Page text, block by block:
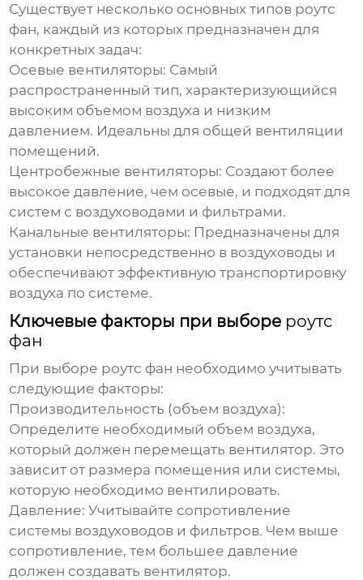
Существует несколько основных типов роутс
фан, каждый из которых предназначен для
конкретных задач:
Осевые вентиляторы: Самый
распространенный тип, характеризующийся
высоким объемом воздуха и низким
давлением. Идеальны для общей вентиляции
помещений.
Центробежные вентиляторы: Создают более
высокое давление, чем осевые, и подходят для
систем с воздуховодами и фильтрами.
Канальные вентиляторы: Предназначены для
установки непосредственно в воздуховоды и
обеспечивают эффективную транспортировку
воздуха по системе.
Ключевые факторы при выборе роутс
фан
При выборе роутс фан необходимо учитывать
следующие факторы:
Производительность (объем воздуха):
Определите необходимый объем воздуха,
который должен перемещать вентилятор. Это
зависит от размера помещения или системы,
которую необходимо вентилировать.
Давление: Учитывайте сопротивление
системы воздуховодов и фильтров. Чем выше
сопротивление, тем большее давление
должен создавать вентилятор.